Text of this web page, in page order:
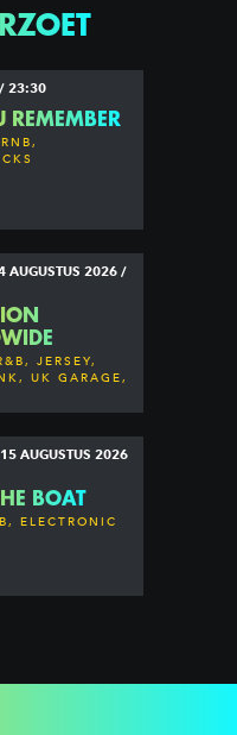
23:30
REMEMBER
AUGUSTUS 2026 /
JERSEY,
UK GARAGE,
& MORE
AUGUSTUS 2026
BOAT
ELECTRONIC